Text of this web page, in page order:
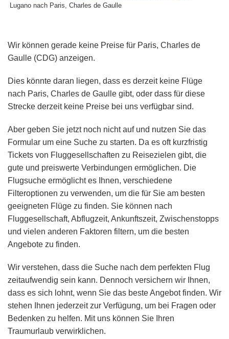
Lugano nach Paris, Charles de Gaulle
Wir können gerade keine Preise für Paris, Charles de
Gaulle (CDG) anzeigen.
Dies könnte daran liegen, dass es derzeit keine Flüge
nach Paris, Charles de Gaulle gibt, oder dass für diese
Strecke derzeit keine Preise bei uns verfügbar sind.
Aber geben Sie jetzt noch nicht auf und nutzen Sie das
Formular um eine Suche zu starten. Da es oft kurzfristig
Tickets von Fluggesellschaften zu Reisezielen gibt, die
gute und preiswerte Verbindungen ermöglichen. Die
Flugsuche ermöglicht es Ihnen, verschiedene
Filteroptionen zu verwenden, um die für Sie am besten
geeigneten Flüge zu finden. Sie können nach
Fluggesellschaft, Abflugzeit, Ankunftszeit, Zwischenstopps
und vielen anderen Faktoren filtern, um die besten
Angebote zu finden.
Wir verstehen, dass die Suche nach dem perfekten Flug
zeitaufwendig sein kann. Dennoch versichern wir Ihnen,
dass es sich lohnt, wenn Sie das beste Angebot finden. Wir
stehen Ihnen jederzeit zur Verfügung, um bei Fragen oder
Bedenken zu helfen. Mit uns können Sie Ihren
Traumurlaub verwirklichen.